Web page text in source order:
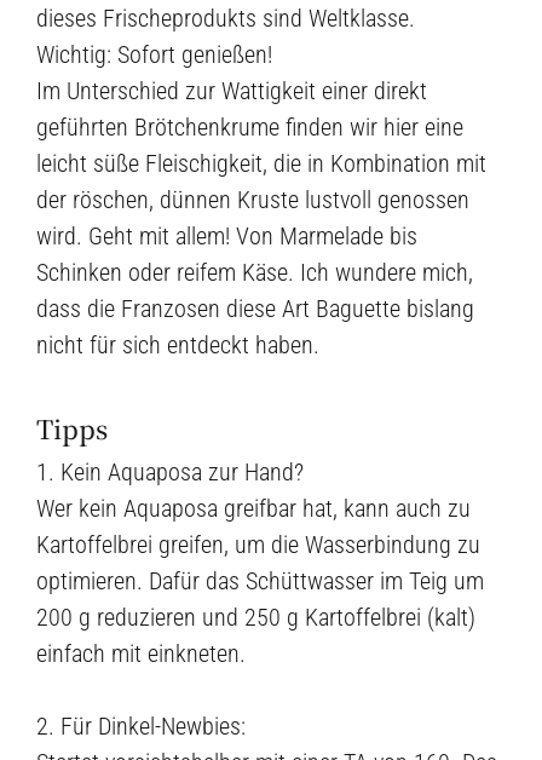
dieses Frischeprodukts sind Weltklasse.
Wichtig: Sofort genießen!
Im Unterschied zur Wattigkeit einer direkt
geführten Brötchenkrume finden wir hier eine
leicht süße Fleischigkeit, die in Kombination mit
der röschen, dünnen Kruste lustvoll genossen
wird. Geht mit allem! Von Marmelade bis
Schinken oder reifem Käse. Ich wundere mich,
dass die Franzosen diese Art Baguette bislang
nicht für sich entdeckt haben.
Tipps
1. Kein Aquaposa zur Hand?
Wer kein Aquaposa greifbar hat, kann auch zu
Kartoffelbrei greifen, um die Wasserbindung zu
optimieren. Dafür das Schüttwasser im Teig um
200 g reduzieren und 250 g Kartoffelbrei (kalt)
einfach mit einkneten.
2. Für Dinkel-Newbies: